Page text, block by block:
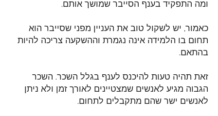
ומה התפקיד בענף הסייבר שמושך אותם.
כאמור, יש לשקול טוב את העניין מפני שסייבר הוא
תחום בו הלמידה אינה נגמרת וההשקעה צריכה להיות
בהתאם.
זאת תהיה טעות להיכנס לענף בגלל השכר. השכר
הגבוה מגיע לאנשים שמצטיינים לאורך זמן ולא ניתן
לאנשים ישר שהם מתקבלים לתחום.